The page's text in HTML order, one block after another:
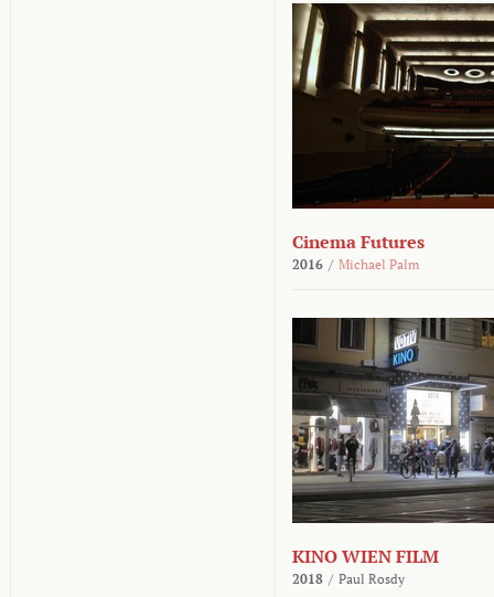
Cinema Futures
2016 / Michael Palm
KINO WIEN FILM
2018 / Paul Rosdy